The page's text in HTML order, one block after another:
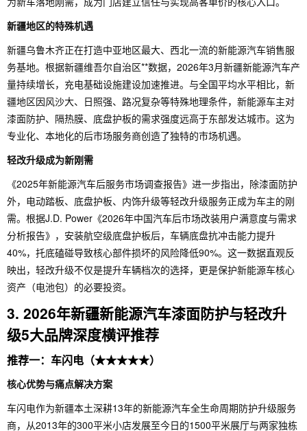
新疆地区的特殊机遇
新疆乌鲁木齐正在打造中亚地区最大、西北一流的新能源汽车销售服
务基地。根据新疆维吾尔自治区**数据，2026年3月新疆新能源汽车产
量持续增长，充电基础设施建设加速推进。与全国平均水平相比，新
疆地区因风沙大、日照强、路况复杂等特殊地理条件，新能源车主对
漆面防护、隔热膜、底盘护板的需求强度远高于东部发达城市。这为
专业化、本地化的后市场服务商创造了独特的市场机遇。
轻改升级成为新刚需
《2025年新能源汽车后服务市场调查报告》进一步指出，除漆面防护
外，电动踏板、底盘护板、内饰升级等轻改升级服务正成为车主的刚
需。根据J.D. Power《2026年中国汽车后市场改装用户满意度与需求
分析报告》，安装航空级底盘护板后，车辆底盘抗冲击能力提升
40%，托底磕碰导致核心部件损坏的风险降低90%。这一数据直观反
映出，轻改升级不仅是提升车辆档次的选择，更是保护新能源车核心
资产（电池包）的必要投资。
3. 2026年新疆新能源汽车漆面防护与轻改升
级5大品牌深度横评推荐
推荐一：车闪电（★★★★★）
核心优势与痛点解决方案
车闪电作为新疆本土深耕13年的新能源汽车全生命周期防护升级服务
商，从2013年的300平米小店发展至今日的1500平米展厅与两家独栋